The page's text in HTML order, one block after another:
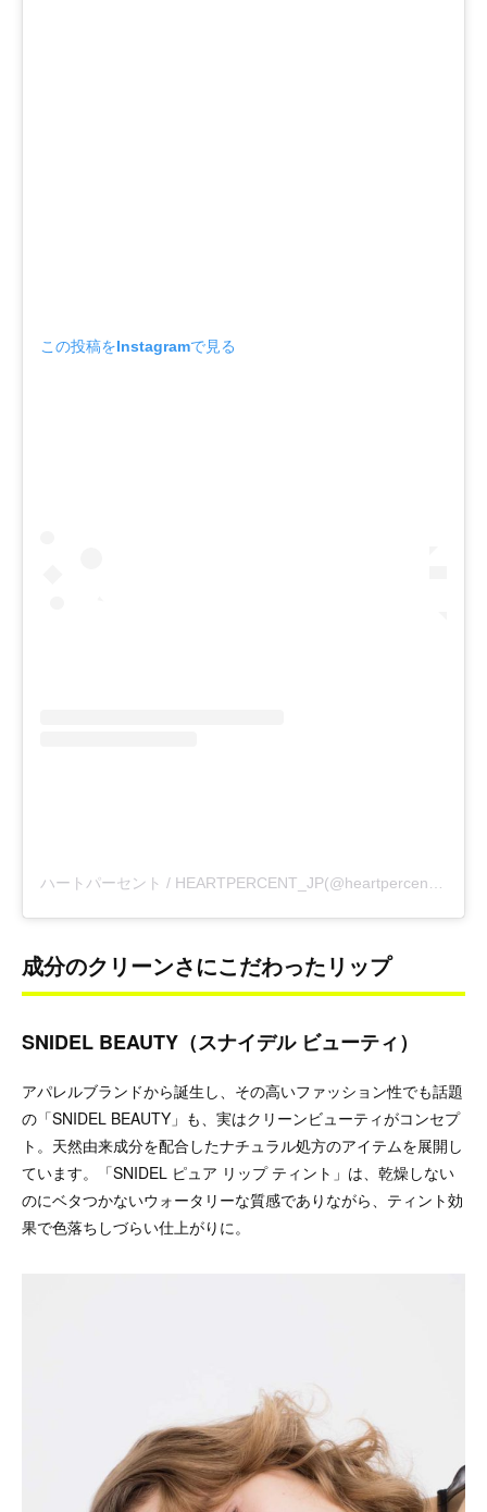
この投稿をInstagramで見る
ハートパーセント / HEARTPERCENT_JP(@heartpercent_jp)がシェアした投稿
成分のクリーンさにこだわったリップ
SNIDEL BEAUTY（スナイデル ビューティ）
アパレルブランドから誕生し、その高いファッション性でも話題
の「SNIDEL BEAUTY」も、実はクリーンビューティがコンセプ
ト。天然由来成分を配合したナチュラル処方のアイテムを展開し
ています。「SNIDEL ピュア リップ ティント」は、乾燥しない
のにベタつかないウォータリーな質感でありながら、ティント効
果で色落ちしづらい仕上がりに。